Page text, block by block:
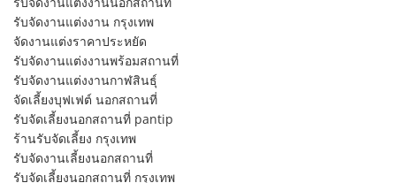
รับจัดงานแต่งงาน กรุงเทพ
จัดงานแต่งราคาประหยัด
รับจัดงานแต่งงานพร้อมสถานที่
รับจัดงานแต่งงานกาฬสินธุ์
จัดเลี้ยงบุฟเฟต์ นอกสถานที่
รับจัดเลี้ยงนอกสถานที่ pantip
ร้านรับจัดเลี้ยง กรุงเทพ
รับจัดงานเลี้ยงนอกสถานที่
รับจัดเลี้ยงนอกสถานที่ กรุงเทพ